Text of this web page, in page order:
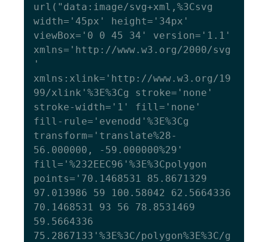
url("data:image/svg+xml,%3Csvg
width='45px' height='34px'
viewBox='0 0 45 34' version='1.1'
xmlns='http://www.w3.org/2000/svg
'
xmlns:xlink='http://www.w3.org/19
99/xlink'%3E%3Cg stroke='none'
stroke-width='1' fill='none'
fill-rule='evenodd'%3E%3Cg
transform='translate%28-
56.000000, -59.000000%29'
fill='%232EEC96'%3E%3Cpolygon
points='70.1468531 85.8671329
97.013986 59 100.58042 62.5664336
70.1468531 93 56 78.8531469
59.5664336
75.2867133'%3E%3C/polygon%3E%3C/g